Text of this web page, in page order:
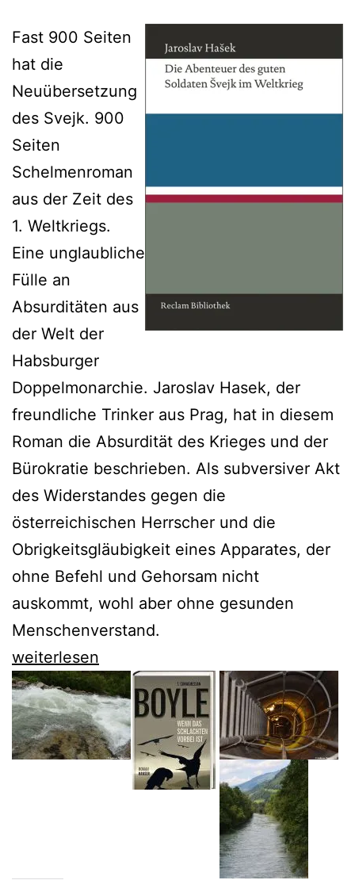
Fast 900 Seiten
hat die
Neuübersetzung
des Svejk. 900
Seiten
Schelmenroman
aus der Zeit des
1. Weltkriegs.
Eine unglaubliche
Fülle an
Absurditäten aus
der Welt der
Habsburger
Doppelmonarchie. Jaroslav Hasek, der
freundliche Trinker aus Prag, hat in diesem
Roman die Absurdität des Krieges und der
Bürokratie beschrieben. Als subversiver Akt
des Widerstandes gegen die
österreichischen Herrscher und die
Obrigkeitsgläubigkeit eines Apparates, der
ohne Befehl und Gehorsam nicht
auskommt, wohl aber ohne gesunden
Menschenverstand.
Eine
Neuübersetzung
bringt
uns
den
weiterlesen